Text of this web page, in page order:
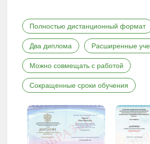
Полностью дистанционный формат
Два диплома Расширенные
Можно совмещать с работой
Сокращенные сроки обучения